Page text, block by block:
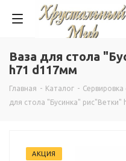
Ваза для стола
h71 d117мм
Главная - Каталог - Сервировка
для стола "Бусинка" рис"Ветки"
АКЦИЯ